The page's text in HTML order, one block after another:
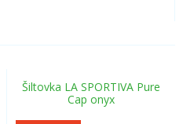
Šiltovka LA SPORTIVA Pure
Cap onyx